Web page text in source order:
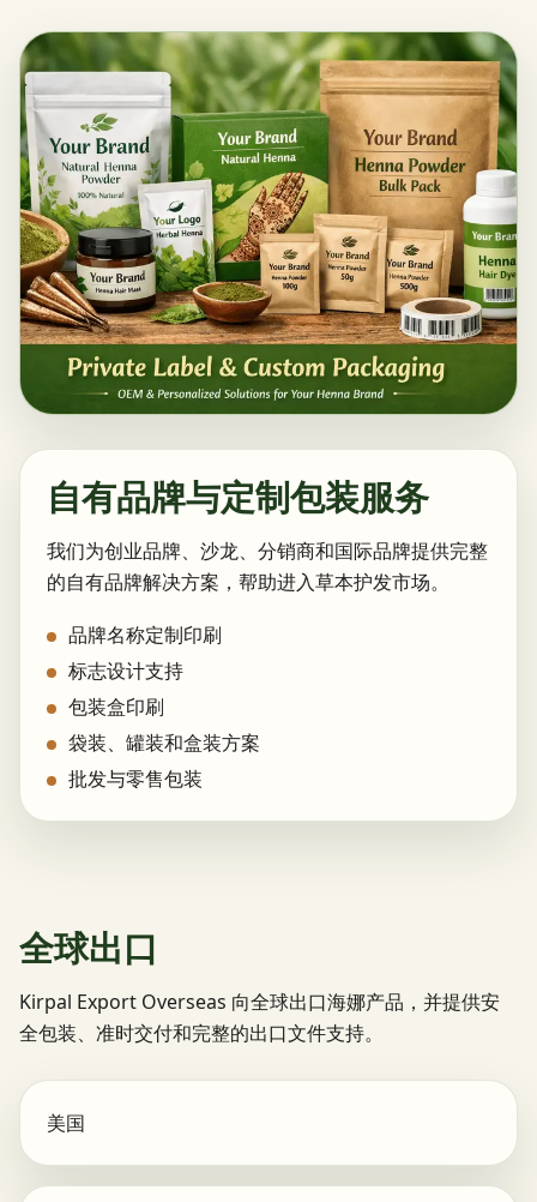
自有品牌与定制包装服务
我们为创业品牌、沙龙、分销商和国际品牌提供完整
的自有品牌解决方案，帮助进入草本护发市场。
品牌名称定制印刷
标志设计支持
包装盒印刷
袋装、罐装和盒装方案
批发与零售包装
全球出口
Kirpal Export Overseas 向全球出口海娜产品，并提供安
全包装、准时交付和完整的出口文件支持。
美国